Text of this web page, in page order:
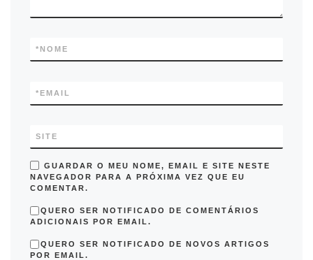
NOME
*
EMAIL
*
SITE
GUARDAR O MEU NOME, EMAIL E SITE NESTE
NAVEGADOR PARA A PRÓXIMA VEZ QUE EU
COMENTAR.
QUERO SER NOTIFICADO DE COMENTÁRIOS
ADICIONAIS POR EMAIL.
QUERO SER NOTIFICADO DE NOVOS ARTIGOS
POR EMAIL.